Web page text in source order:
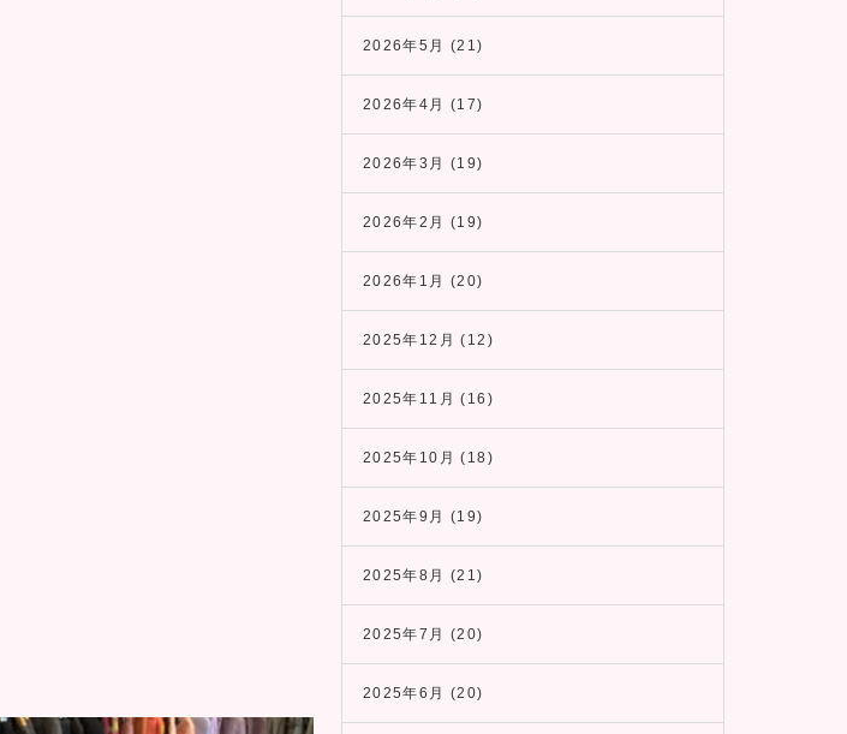
2026年5月 (21)
2026年4月 (17)
2026年3月 (19)
2026年2月 (19)
2026年1月 (20)
2025年12月 (12)
2025年11月 (16)
2025年10月 (18)
2025年9月 (19)
2025年8月 (21)
2025年7月 (20)
2025年6月 (20)